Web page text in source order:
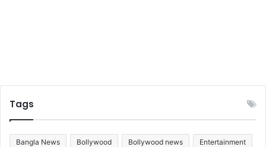
রি
ব
স্থা
!
Tags
Bangla News Bollywood Bollywood news Entertainment